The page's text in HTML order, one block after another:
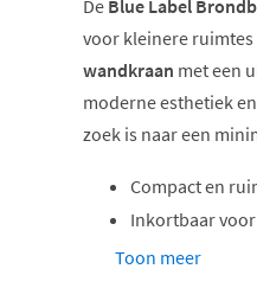
De Blue Label
voor kleinere
wandkraan met een
moderne esthetiek
zoek is naar een
Compact en
Inkortbaar
Geschikt voor
Toon meer